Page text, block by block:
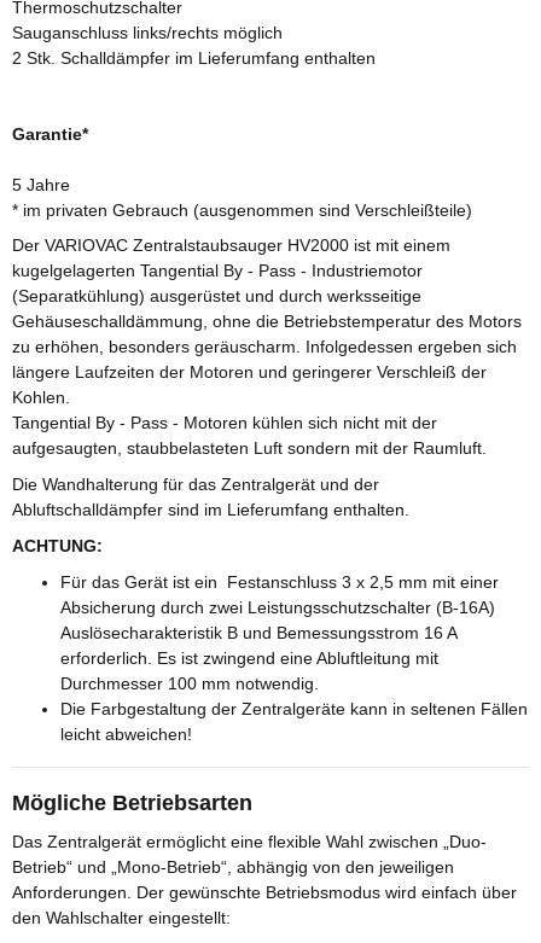
Thermoschutzschalter
Sauganschluss links/rechts möglich
2 Stk. Schalldämpfer im Lieferumfang enthalten
Garantie*
5 Jahre
* im privaten Gebrauch (ausgenommen sind Verschleißteile)
Der VARIOVAC Zentralstaubsauger HV2000 ist mit einem
kugelgelagerten Tangential By - Pass - Industriemotor
(Separatkühlung) ausgerüstet und durch werksseitige
Gehäuseschalldämmung, ohne die Betriebstemperatur des Motors
zu erhöhen, besonders geräuscharm. Infolgedessen ergeben sich
längere Laufzeiten der Motoren und geringerer Verschleiß der
Kohlen.
Tangential By - Pass - Motoren kühlen sich nicht mit der
aufgesaugten, staubbelasteten Luft sondern mit der Raumluft.
Die Wandhalterung für das Zentralgerät und der
Abluftschalldämpfer sind im Lieferumfang enthalten.
ACHTUNG:
Für das Gerät ist ein Festanschluss 3 x 2,5 mm mit einer
Absicherung durch zwei Leistungsschutzschalter (B-16A)
Auslösecharakteristik B und Bemessungsstrom 16 A
erforderlich. Es ist zwingend eine Abluftleitung mit
Durchmesser 100 mm notwendig.
Die Farbgestaltung der Zentralgeräte kann in seltenen Fällen
leicht abweichen!
Mögliche Betriebsarten
Das Zentralgerät ermöglicht eine flexible Wahl zwischen „Duo-
Betrieb“ und „Mono-Betrieb“, abhängig von den jeweiligen
Anforderungen. Der gewünschte Betriebsmodus wird einfach über
den Wahlschalter eingestellt: